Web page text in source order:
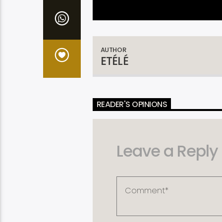
AUTHOR
ETÉLÉ
READER'S OPINIONS
Leave a Reply